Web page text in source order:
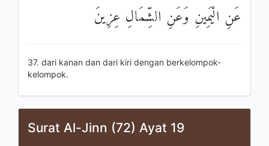
عَنِ الْيَمِينِ وَعَنِ الشِّمَالِ عِزِينَ
37. dari kanan dan dari kiri dengan berkelompok-
kelompok.
Surat Al-Jinn (72) Ayat 19